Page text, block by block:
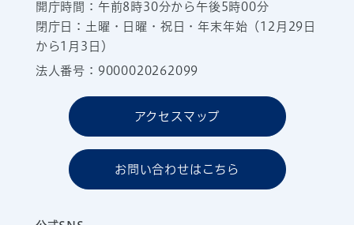
開庁時間：午前8時30分から午後5時00分
閉庁日：土曜・日曜・祝日・年末年始（12月29日
から1月3日）
法人番号：9000020262099
アクセスマップ
お問い合わせはこちら